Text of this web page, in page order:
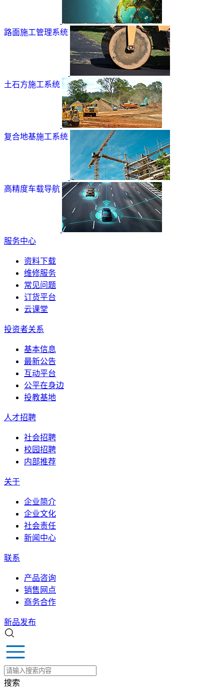
路面施工管理系统
土石方施工系统
复合地基施工系统
高精度车载导航
服务中心
资料下载
维修服务
常见问题
订货平台
云课堂
投资者关系
基本信息
最新公告
互动平台
公平在身边
投教基地
人才招聘
社会招聘
校园招聘
内部推荐
关于
企业简介
企业文化
社会责任
新闻中心
联系
产品咨询
销售网点
商务合作
新品发布
搜索